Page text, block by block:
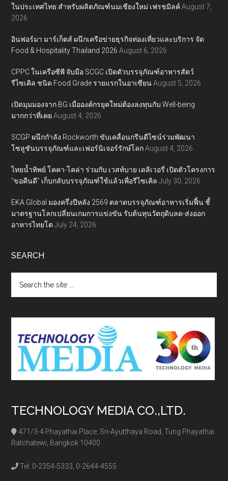
ในประเทศไทย สำหรับผลิตภัณฑ์นมเชียงใหม่ เฟรชมิลค์ August 7,
2026
อินฟอร์มา มาร์เก็ตส์ ผนึกเครือข่ายธุรกิจท่องเที่ยวและบริการ จัด
Food & Hospitality Thailand 2026 August 6, 2026
CPPC ในเครือซีพี จับมือ SCGC เปิดตัวบรรจุภัณฑ์อาหารสัตว์
รีไซเคิล ชนิด Food Grade รายแรกในอาเซียน August 5, 2026
เปิดมุมมองจาก BG เมื่อองค์กรยุคใหม่ต้องลงทุนกับ Well-being
มากกว่าที่เคย August 4, 2026
SCGP ผนึกกำลัง Rockworth ขับเคลื่อนกรีนดีไซน์ร่วมพัฒนา
โซลูชันบรรจุภัณฑ์และเฟอร์นิเจอร์รักษ์โลก August 4, 2026
ไทยน้ำทิพย์ โคคา-โคล่า ร่วมกับ เวสท์บาย เดลิเวอรี่ เปิดตัวโครงการ
“ขอคืนดี” เก็บกลับบรรจุภัณฑ์ใช้แล้วเพื่อรีไซเคิล July 30, 2026
EKA Global มองครึ่งปีหลัง 2569 ตลาดบรรจุภัณฑ์อาหารเริ่มฟื้น ชี้
มาตรฐานโลกเปลี่ยนเกมการแข่งขัน รับต้นทุนวัตถุดิบลด-ส่งออก
อาหารไทยโต July 24, 2026
SEARCH
the
TECHNOLOGY MEDIA CO.,LTD.
471/3-4 Phayathai Place, Sri-Ayutthaya Road, Tung Phayathai
Ratchatewi, Bangkok 10400
Tel. 0-2354-5333, 0-2644-4555